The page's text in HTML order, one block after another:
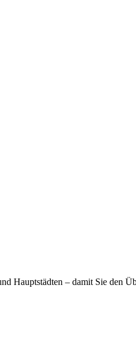
Hauptstädten – damit Sie den